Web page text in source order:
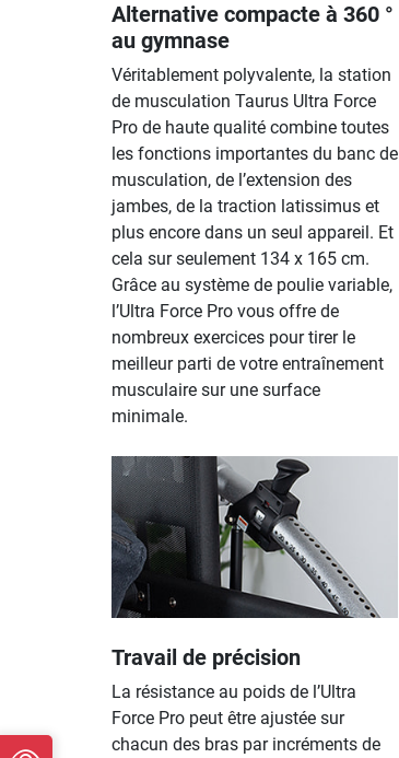
Alternative compacte à 360 °
au gymnase
Véritablement polyvalente, la station
de musculation Taurus Ultra Force
Pro de haute qualité combine toutes
les fonctions importantes du banc de
musculation, de l’extension des
jambes, de la traction latissimus et
plus encore dans un seul appareil. Et
cela sur seulement 134 x 165 cm.
Grâce au système de poulie variable,
l’Ultra Force Pro vous offre de
nombreux exercices pour tirer le
meilleur parti de votre entraînement
musculaire sur une surface
minimale.
Travail de précision
La résistance au poids de l’Ultra
Force Pro peut être ajustée sur
chacun des bras par incréments de